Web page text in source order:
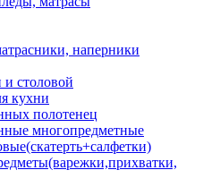
наперники
и столовой
кухни
полотенец
многопредметные